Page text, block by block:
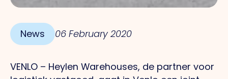
News 06 February 2020
VENLO – Heylen Warehouses, de partner voor